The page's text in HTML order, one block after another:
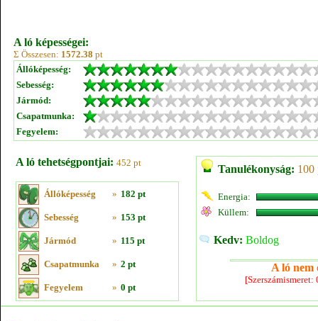
A ló képességei:
Σ Összesen: 1572.38 pt
Állóképesség:
Sebesség:
Jármód:
Csapatmunka:
Fegyelem:
A ló tehetségpontjai: 452 pt
Állóképesség » 182 pt
Sebesség » 153 pt
Jármód » 115 pt
Csapatmunka » 2 pt
Fegyelem » 0 pt
Tanulékonyság: 100
Energia:
Küllem:
Kedv: Boldog
A ló nem